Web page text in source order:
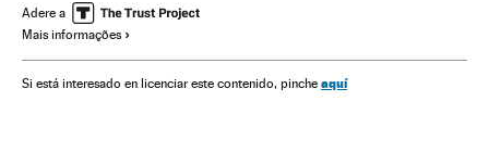
Ministério Saúde Vacinas
Previdência pública
Jair Bolsonaro Eduardo Pazuello Ciência SUS
Adere a
Mais informações
Si está interesado en licenciar este contenido, pinche aquí